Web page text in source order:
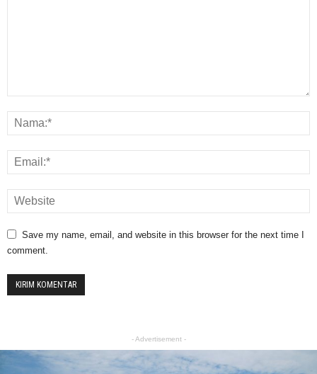
Save my name, email, and website in this browser for the next time I
comment.
- Advertisement -